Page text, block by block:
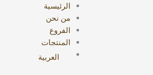
الرئيسية
من نحن
الفروع
المنتجات
العربية